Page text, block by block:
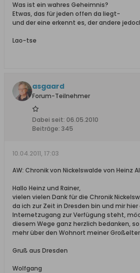
Was ist ein wahres Geheimnis?
Etwas, das für jeden offen da liegt-
und der eine erkennt es, der andere
Lao-tse
asgaard
Forum-Teilnehmer
Dabei seit: 06.05.2010
Beiträge: 345
10.04.2011, 17:03
AW: Chronik von Nickelswalde von Heinz
Hallo Heinz und Rainer,
vielen vielen Dank für die Chronik
da ich zur Zeit in Dresden bin und mir hier
Internetzugang zur Verfügung steht,
diesem Wege ganz herzlich bedanken,
mehr über den Wohnort meiner
Gruß aus Dresden
Wolfgang